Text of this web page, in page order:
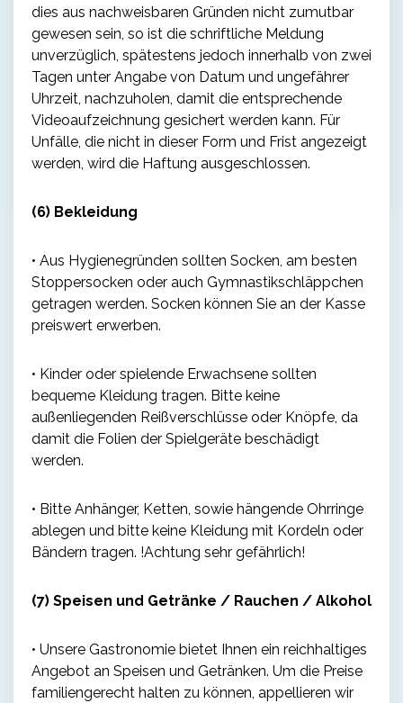
dies aus nachweisbaren Gründen nicht zumutbar
gewesen sein, so ist die schriftliche Meldung
unverzüglich, spätestens jedoch innerhalb von zwei
Tagen unter Angabe von Datum und ungefährer
Uhrzeit, nachzuholen, damit die entsprechende
Videoaufzeichnung gesichert werden kann. Für
Unfälle, die nicht in dieser Form und Frist angezeigt
werden, wird die Haftung ausgeschlossen.
(6) Bekleidung
• Aus Hygienegründen sollten Socken, am besten
Stoppersocken oder auch Gymnastikschläppchen
getragen werden. Socken können Sie an der Kasse
preiswert erwerben.
• Kinder oder spielende Erwachsene sollten
bequeme Kleidung tragen. Bitte keine
außenliegenden Reißverschlüsse oder Knöpfe, da
damit die Folien der Spielgeräte beschädigt
werden.
• Bitte Anhänger, Ketten, sowie hängende Ohrringe
ablegen und bitte keine Kleidung mit Kordeln oder
Bändern tragen. !Achtung sehr gefährlich!
(7) Speisen und Getränke / Rauchen / Alkohol
• Unsere Gastronomie bietet Ihnen ein reichhaltiges
Angebot an Speisen und Getränken. Um die Preise
familiengerecht halten zu können, appellieren wir